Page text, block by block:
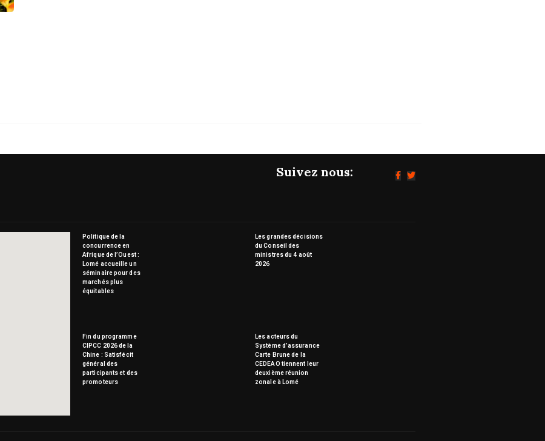
Suivez nous:
Politique de la
concurrence en
Afrique de l’Ouest :
Lomé accueille un
séminaire pour des
marchés plus
équitables
Les grandes décisions
du Conseil des
ministres du 4 août
2026
Fin du programme
CIPCC 2026 de la
Chine : Satisfécit
général des
participants et des
promoteurs
Les acteurs du
Système d’assurance
Carte Brune de la
CEDEAO tiennent leur
deuxième réunion
zonale à Lomé